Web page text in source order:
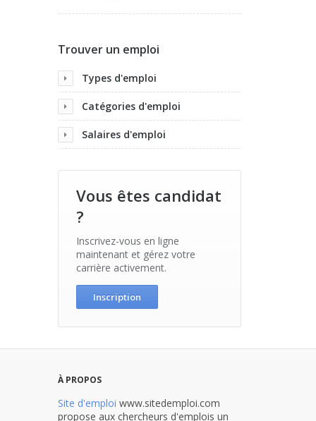
Trouver un emploi
Types d'emploi
Catégories d'emploi
Salaires d'emploi
Vous êtes candidat
?
Inscrivez-vous en ligne
maintenant et gérez votre
carrière activement.
Inscription
À PROPOS
Site d'emploi www.sitedemploi.com
propose aux chercheurs d'emplois un